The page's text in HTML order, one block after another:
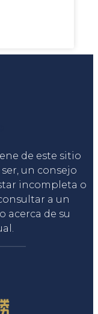
de este sitio
un consejo
incompleta o
a un
acerca de su